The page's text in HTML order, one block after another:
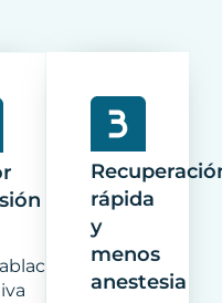
rápida
y
menos
anestesia